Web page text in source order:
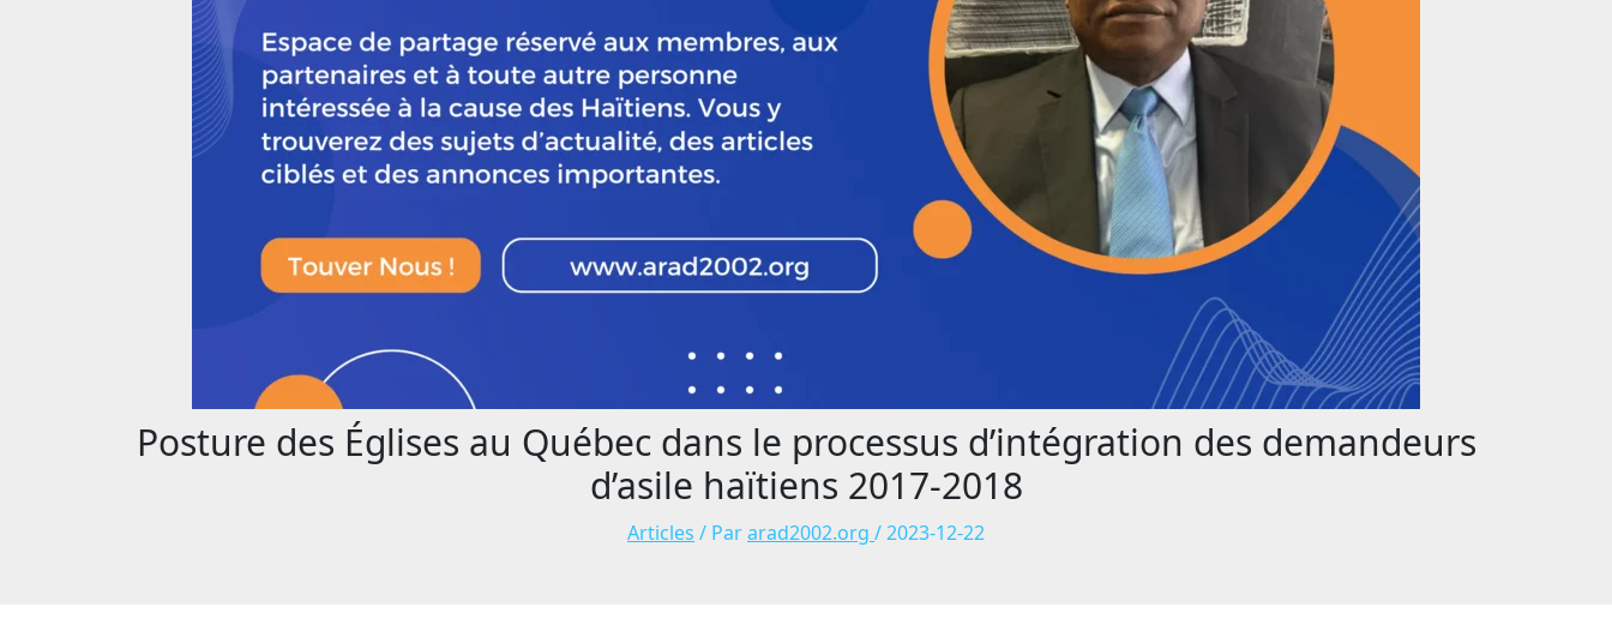
Posture des Églises au Québec dans le processus d’intégration des demandeurs
d’asile haïtiens 2017-2018
Articles / Pararad2002.org /2023-12-22